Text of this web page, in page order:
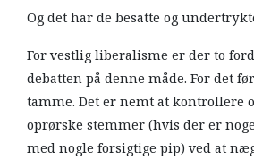
Og det har de besatte og
For vestlig liberalisme er der to
debatten på denne måde. For det
tamme. Det er nemt at kontrollere
oprørske stemmer (hvis der er
med nogle forsigtige pip) ved at